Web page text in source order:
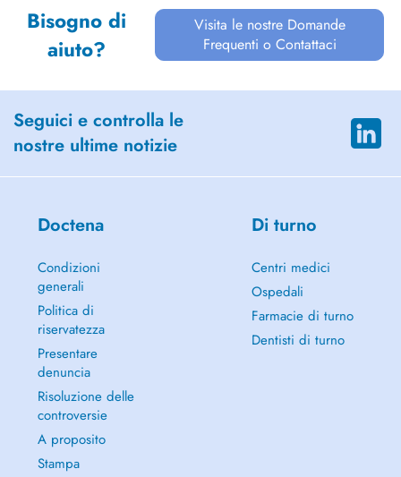
Bisogno di
aiuto?
Visita le nostre Domande
Frequenti o Contattaci
Seguici e controlla le
nostre ultime notizie
Doctena
Condizioni
generali
Politica di
riservatezza
Presentare
denuncia
Risoluzione delle
controversie
A proposito
Stampa
Di turno
Centri medici
Ospedali
Farmacie di turno
Dentisti di turno